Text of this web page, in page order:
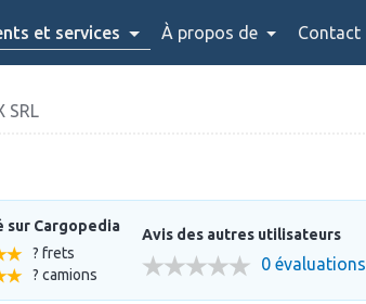
et services À propos de Contact
SRL
sur Cargopedia
? frets
? camions
Avis des autres utilisateurs
0 évaluations